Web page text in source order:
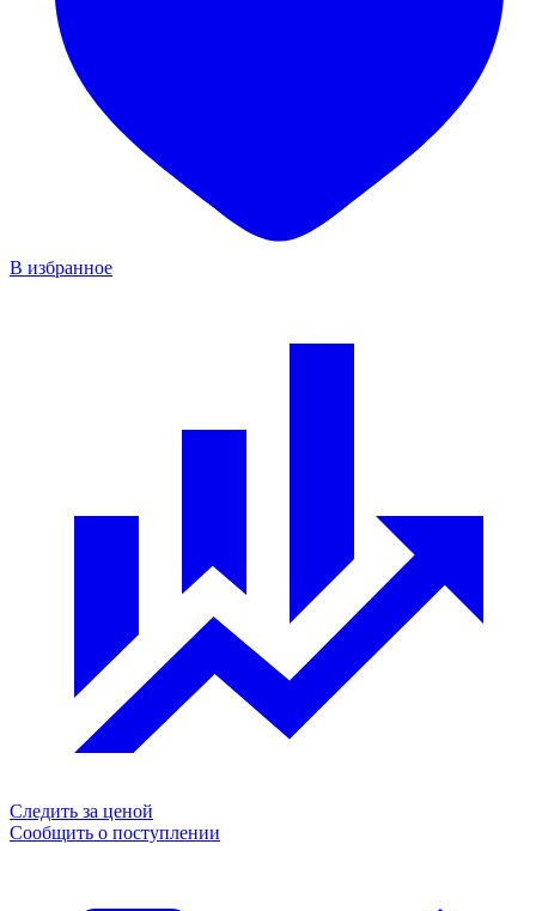
В избранное
Следить за ценой
Сообщить о поступлении